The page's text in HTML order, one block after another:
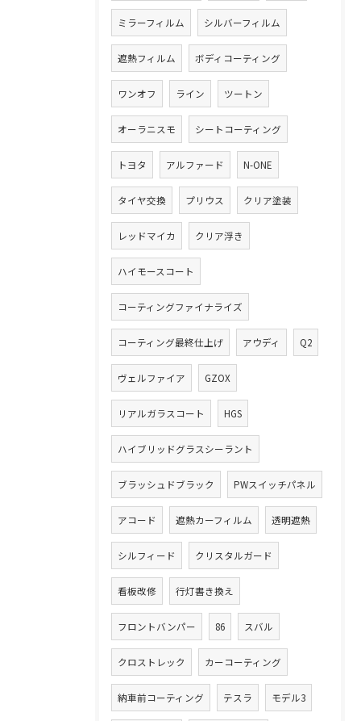
ミラーフィルム シルバーフィルム
遮熱フィルム ボディコーティング
ワンオフ ライン ツートン
オーラニスモ シートコーティング
トヨタ アルファード N-ONE
タイヤ交換 プリウス クリア塗装
レッドマイカ クリア浮き
ハイモースコート
コーティングファイナライズ
コーティング最終仕上げ アウディ Q2
ヴェルファイア GZOX
リアルガラスコート HGS
ハイブリッドグラスシーラント
ブラッシュドブラック PWスイッチパネル
アコード 遮熱カーフィルム 透明遮熱
シルフィード クリスタルガード
看板改修 行灯書き換え
フロントバンパー 86 スバル
クロストレック カーコーティング
納車前コーティング テスラ モデル3